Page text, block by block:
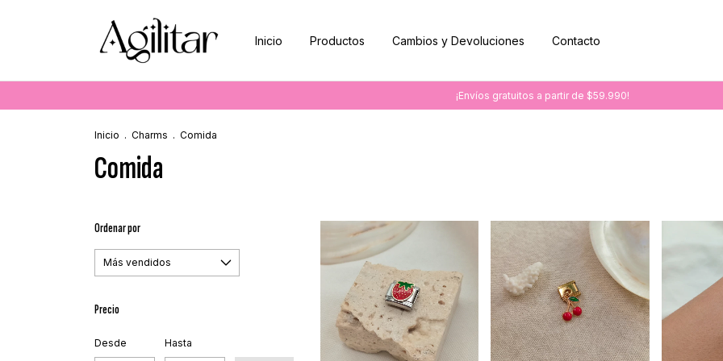
Inicio Productos Cambios y Devoluciones Contacto
¡Envíos gratuitos a partir de $59.990!
Inicio . Charms . Comida
Comida
Ordenar por
Precio
Desde Hasta